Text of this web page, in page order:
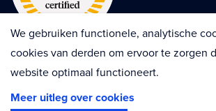
Privacy Cookies
Algemene voorwaarden
We gebruiken functionele, analytische
cookies van derden om ervoor te zorgen
website optimaal functioneert.
Meer uitleg over cookies